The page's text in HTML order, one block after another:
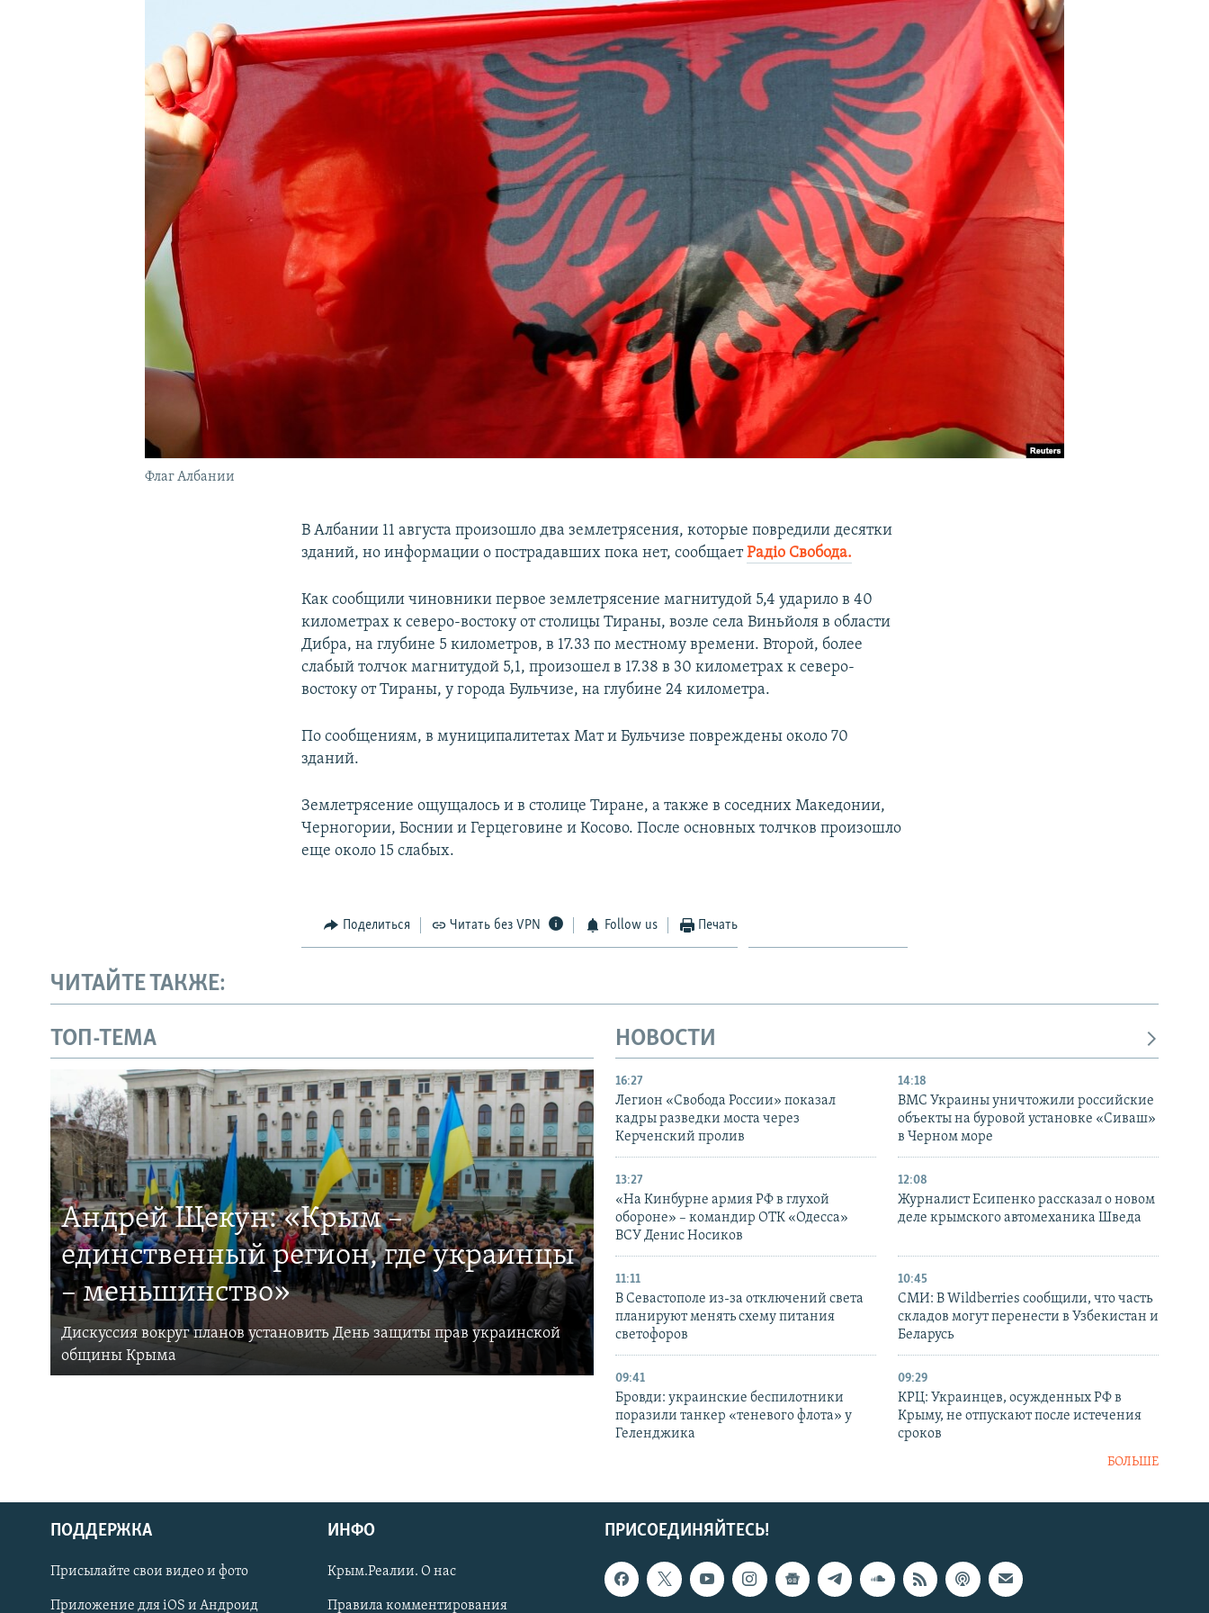
УКРАИНСКАЯ ПРОБЛЕМА КРЫМА
Українською
Qırımtatar
Флаг Албании
В Албании 11 августа произошло два землетрясения, которые повредили десятки
зданий, но информации о пострадавших пока нет, сообщаетРадіо Свобода.
Как сообщили чиновники первое землетрясение магнитудой 5,4 ударило в 40
километрах к северо-востоку от столицы Тираны, возле села Виньйоля в области
Дибра, на глубине 5 километров, в 17.33 по местному времени. Второй, более
слабый толчок магнитудой 5,1, произошел в 17.38 в 30 километрах к северо-
востоку от Тираны, у города Бульчизе, на глубине 24 километра.
По сообщениям, в муниципалитетах Мат и Бульчизе повреждены около 70
зданий.
Землетрясение ощущалось и в столице Тиране, а также в соседних Македонии,
Черногории, Боснии и Герцеговине и Косово. После основных толчков произошло
еще около 15 слабых.
Поделиться Читать без VPN Follow us Печать
ЧИТАЙТЕ ТАКЖЕ:
ТОП-ТЕМА
Андрей Щекун: «Крым –
единственный регион, где украинцы
– меньшинство»
Дискуссия вокруг планов установить День защиты прав украинской
общины Крыма
НОВОСТИ
16:27
Легион «Свобода России» показал
кадры разведки моста через
Керченский пролив
14:18
ВМС Украины уничтожили российские
объекты на буровой установке «Сиваш»
в Черном море
13:27
«На Кинбурне армия РФ в глухой
обороне» – командир ОТК «Одесса»
ВСУ Денис Носиков
12:08
Журналист Есипенко рассказал о новом
деле крымского автомеханика Шведа
11:11
В Севастополе из-за отключений света
планируют менять схему питания
светофоров
10:45
СМИ: В Wildberries сообщили, что часть
складов могут перенести в Узбекистан и
Беларусь
09:41
Бровди: украинские беспилотники
поразили танкер «теневого флота» у
Геленджика
09:29
КРЦ: Украинцев, осужденных РФ в
Крыму, не отпускают после истечения
сроков
БОЛЬШЕ
ПРИСОЕДИНЯЙТЕСЬ!
ПОДДЕРЖКА
Присылайте свои видео и фото
Приложение для iOS и Андроид
ИНФО
Крым.Реалии. О нас
Правила комментирования